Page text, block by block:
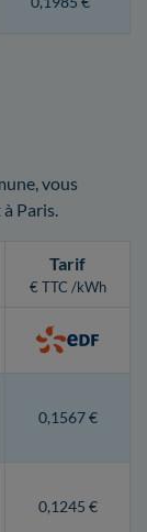
vous
Paris.
Tarif
€ TTC /kWh
0,1567 €
0,1245 €